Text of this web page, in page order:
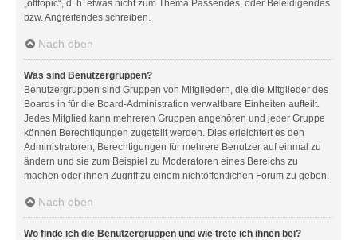
„offtopic“, d. h. etwas nicht zum Thema Passendes, oder Beleidigendes
bzw. Angreifendes schreiben.
Nach oben
Was sind Benutzergruppen?
Benutzergruppen sind Gruppen von Mitgliedern, die die Mitglieder des
Boards in für die Board-Administration verwaltbare Einheiten aufteilt.
Jedes Mitglied kann mehreren Gruppen angehören und jeder Gruppe
können Berechtigungen zugeteilt werden. Dies erleichtert es den
Administratoren, Berechtigungen für mehrere Benutzer auf einmal zu
ändern und sie zum Beispiel zu Moderatoren eines Bereichs zu
machen oder ihnen Zugriff zu einem nichtöffentlichen Forum zu geben.
Nach oben
Wo finde ich die Benutzergruppen und wie trete ich ihnen bei?